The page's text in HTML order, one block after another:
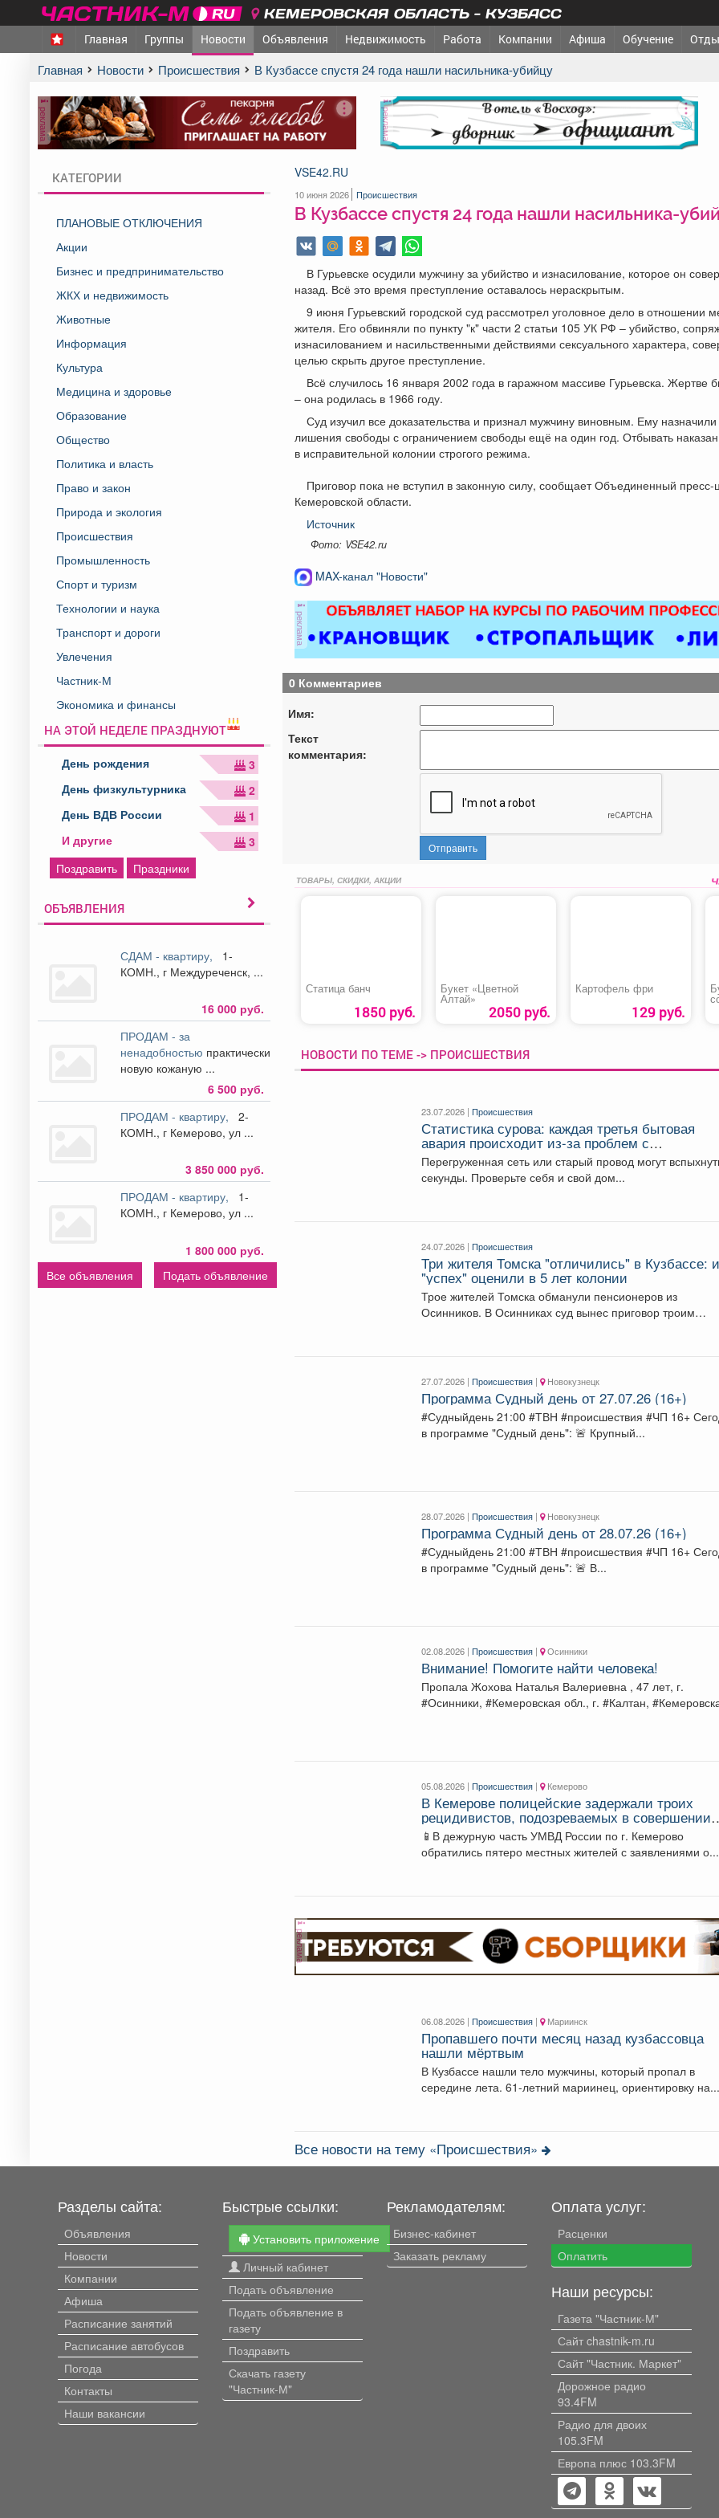
КЕМЕРОВСКАЯ ОБЛАСТЬ - КУЗБАСС
Главная Группы Новости Объявления Недвижимость Работа Компании Афиша Обучение
Главная Новости Происшествия В Кузбассе спустя 24 года нашли насильника-убийцу
реклама реклама
КАТЕГОРИИ
ПЛАНОВЫЕ ОТКЛЮЧЕНИЯ
Акции
Бизнес и предпринимательство
ЖКХ и недвижимость
Животные
Информация
Культура
Медицина и здоровье
Образование
Общество
Политика и власть
Право и закон
Природа и экология
Происшествия
Промышленность
Спорт и туризм
Технологии и наука
Транспорт и дороги
Увлечения
Частник-М
Экономика и финансы
НА ЭТОЙ НЕДЕЛЕ ПРАЗДНУЮТ
День рождения
3
День физкультурника
2
День ВДВ России
1
И другие
3
Поздравить
Праздники
ОБЪЯВЛЕНИЯ
СДАМ - квартиру,
1-
КОМН., г Междуреченск, ...
16 000 руб.
ПРОДАМ - за
ненадобностью практически
новую кожаную ...
6 500 руб.
ПРОДАМ - квартиру,
2-
КОМН., г Кемерово, ул ...
3 850 000 руб.
ПРОДАМ - квартиру,
1-
КОМН., г Кемерово, ул ...
1 800 000 руб.
Все объявления
Подать объявление
VSE42.RU
10 июня 2026 Происшествия
В Кузбассе спустя 24 года нашли насильника-
В Гурьевске осудили мужчину за убийство и изнасилование, которое он
назад. Всё это время преступление оставалось нераскрытым.
9 июня Гурьевский городской суд рассмотрел уголовное дело в отношении
жителя. Его обвиняли по пункту "к" части 2 статьи 105 УК РФ – убийство,
изнасилованием и насильственными действиями сексуального характера,
целью скрыть другое преступление.
Всё случилось 16 января 2002 года в гаражном массиве Гурьевска. Жертве
– она родилась в 1966 году.
Суд изучил все доказательства и признал мужчину виновным. Ему
лишения свободы с ограничением свободы ещё на один год. Отбывать
в исправительной колонии строгого режима.
Приговор пока не вступил в законную силу, сообщает Объединенный пресс-
Кемеровской области.
Источник
Фото: VSE42.ru
MAX-канал "Новости"
реклама
0 Комментариев
Имя:
Текст
комментария:
Отправить
ТОВАРЫ, СКИДКИ, АКЦИИ
Статица банч
1850 руб.
Букет «Цветной
Алтай»
2050 руб.
Картофель фри
129 руб.
НОВОСТИ ПО ТЕМЕ -> ПРОИСШЕСТВИЯ
23.07.2026 |Происшествия
Статистика сурова: каждая третья бытовая
авария происходит из-за проблем с
электричеством.
Перегруженная сеть или старый провод могут
секунды. Проверьте себя и свой дом...
24.07.2026 |Происшествия
Три жителя Томска "отличились" в Кузбассе:
"успех" оценили в 5 лет колонии
Трое жителей Томска обманули пенсионеров из
Осинников. В Осинниках суд вынес приговор троим
27.07.2026 |Происшествия | Новокузнецк
Программа Судный день от 27.07.26 (16+)
#Судныйдень 21:00 #ТВН #происшествия #ЧП 16+ Сегодня
в программе "Судный день": 🚨 Крупный...
28.07.2026 |Происшествия | Новокузнецк
Программа Судный день от 28.07.26 (16+)
#Судныйдень 21:00 #ТВН #происшествия #ЧП 16+ Сегодня
в программе "Судный день": 🚨 В...
02.08.2026 |Происшествия | Осинники
Внимание! Помогите найти человека!
Пропала Жохова Наталья Валериевна , 47 лет, г.
#Осинники, #Кемеровская обл., г. #Калтан,
05.08.2026 |Происшествия | Кемерово
В Кемерове полицейские задержали троих
рецидивистов, подозреваемых в совершении
серии краж
📱В дежурную часть УМВД России по г. Кемерово
обратились пятеро местных жителей с заявлениями о...
реклама
06.08.2026 |Происшествия | Мариинск
Пропавшего почти месяц назад кузбассовца
нашли мёртвым
В Кузбассе нашли тело мужчины, который пропал в
середине лета. 61-летний мариинец, ориентировку на...
Все новости на тему «Происшествия»
Разделы сайта:
Объявления
Новости
Компании
Афиша
Расписание занятий
Расписание автобусов
Погода
Контакты
Наши вакансии
Быстрые ссылки:
Установить приложение
Личный кабинет
Подать объявление
Подать объявление в
газету
Поздравить
Скачать газету
"Частник-М"
Рекламодателям:
Бизнес-кабинет
Заказать рекламу
Оплата услуг:
Расценки
Оплатить
Наши ресурсы:
Газета "Частник-М"
Сайт chastnik-m.ru
Сайт "Частник. Маркет"
Дорожное радио
93.4FM
Радио для двоих
105.3FM
Европа плюс 103.3FM